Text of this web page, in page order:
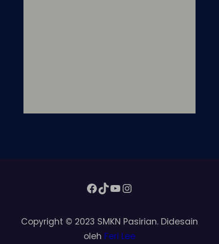
Facebook
TikTok
YouTube
Instagram
Copyright © 2023 SMKN Pasirian. Didesain
oleh Feri Lee